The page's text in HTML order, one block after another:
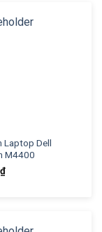
Laptop Dell
M4400
₫